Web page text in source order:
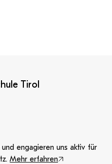
Tirol
engagieren uns aktiv für
Mehr erfahren